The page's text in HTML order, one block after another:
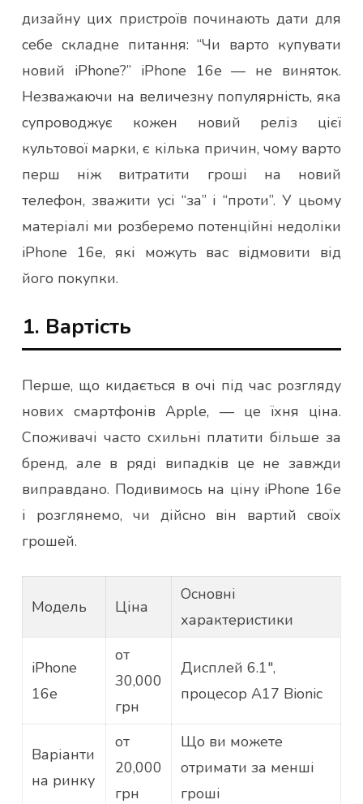
дизайну цих пристроїв починають дати для
себе складне питання: “Чи варто купувати
новий iPhone?” iPhone 16e — не виняток.
Незважаючи на величезну популярність, яка
супроводжує кожен новий реліз цієї
культової марки, є кілька причин, чому варто
перш ніж витратити гроші на новий
телефон, зважити усі “за” і “проти”. У цьому
матеріалі ми розберемо потенційні недоліки
iPhone 16e, які можуть вас відмовити від
його покупки.
1. Вартість
Перше, що кидається в очі під час розгляду
нових смартфонів Apple, — це їхня ціна.
Споживачі часто схильні платити більше за
бренд, але в ряді випадків це не завжди
виправдано. Подивимось на ціну iPhone 16e
і розглянемо, чи дійсно він вартий своїх
грошей.
Модель Ціна
Основні
характеристики
iPhone
16e
от
30,000
грн
Дисплей 6.1″,
процесор A17 Bionic
Варіанти
на ринку
от
20,000
грн
Що ви можете
отримати за менші
гроші